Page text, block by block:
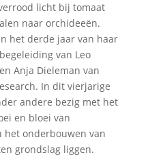
licht bij tomaat
naar orchideeën.
het derde jaar van haar
van Leo
Anja Dieleman van
In dit vierjarige
andere bezig met het
en bloei van
het onderbouwen van
grondslag liggen.